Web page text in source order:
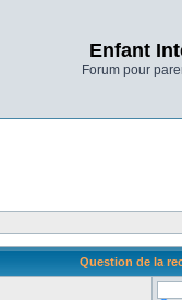
Enfant
Forum pour
Question de la